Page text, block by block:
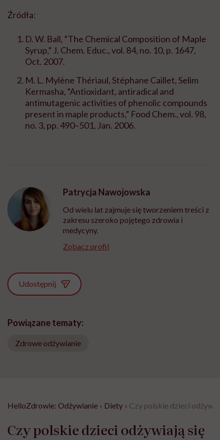
Źródła:
D. W. Ball, “The Chemical Composition of Maple
Syrup,” J. Chem. Educ., vol. 84, no. 10, p. 1647,
Oct. 2007.
M. L. Mylène Thériaul, Stéphane Caillet, Selim
Kermasha, “Antioxidant, antiradical and
antimutagenic activities of phenolic compounds
present in maple products,” Food Chem., vol. 98,
no. 3, pp. 490–501, Jan. 2006.
Patrycja Nawojowska
Od wielu lat zajmuje się tworzeniem treści z
zakresu szeroko pojętego zdrowia i
medycyny.
Zobacz profil
Udostępnij
Powiązane tematy:
Zdrowe odżywianie
HelloZdrowie: Odżywianie › Diety › Czy polskie dzieci
Czy polskie dzieci odżywiają się